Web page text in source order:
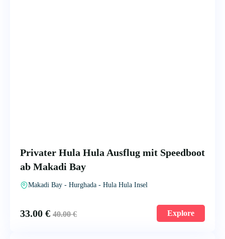
Privater Hula Hula Ausflug mit Speedboot
ab Makadi Bay
Makadi Bay - Hurghada - Hula Hula Insel
33.00 € 40.00€ Explore